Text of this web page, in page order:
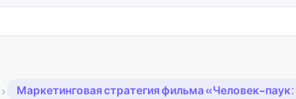
› Маркетинговая стратегия фильма «Человек-